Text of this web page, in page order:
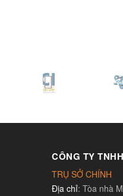
CÔNG TY
TRỤ SỞ CHÍNH
Địa chỉ: Tòa nhà